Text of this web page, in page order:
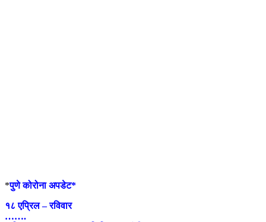
*पुणे कोरोना अपडेट*
१८ एप्रिल – रविवार
…….